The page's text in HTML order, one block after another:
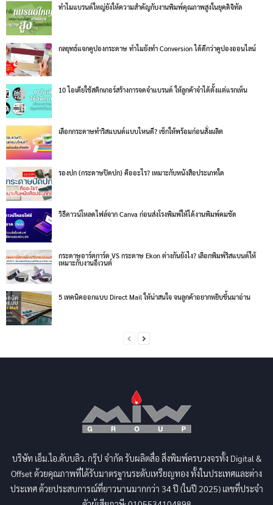
ทำไมแบรนด์ใหญ่ยังให้ความสำคัญกับงานพิมพ์คุณภาพสูงในยุคดิจิทัล
กลยุทธ์แจกคูปองกระดาษ ทำไมยังทำ Conversion ได้ดีกว่าคูปองออนไลน์
10 ไอเดียใช้สติกเกอร์สร้างการจดจำแบรนด์ ให้ลูกค้าจำได้ตั้งแต่แรกเห็น
เลือกกระดาษทำริสแบนด์แบบไหนดี? เช็กให้พร้อมก่อนสั่งผลิต
รองปก (กระดาษปิดปก) คืออะไร? เหมาะกับหนังสือประเภทใด
วิธีดาวน์โหลดไฟล์จาก Canva ก่อนส่งโรงพิมพ์ให้ได้งานพิมพ์คมชัด
กระดาษอาร์ตการ์ด VS กระดาษ Ekon ต่างกันยังไง? เลือกพิมพ์ริสแบนด์ให้
เหมาะกับงานอีเวนต์
5 เทคนิคออกแบบ Direct Mail ให้น่าสนใจ จนลูกค้าอยากหยิบขึ้นมาอ่าน
บริษัท เอ็ม.ไอ.ดับบลิว. กรุ๊ป จำกัด รับผลิตสื่อ สิ่งพิมพ์ครบวงจรทั้ง Digital &
Offset ด้วยคุณภาพที่ได้รับมาตรฐานระดับเหรียญทอง ทั้งในประเทศและต่าง
ประเทศ ด้วยประสบการณ์ที่ยาวนานมากกว่า 34 ปี (ในปี 2025) เลขที่ประจำ